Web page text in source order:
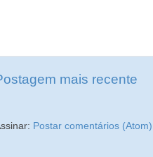
mais recente
Postar comentários (Atom)